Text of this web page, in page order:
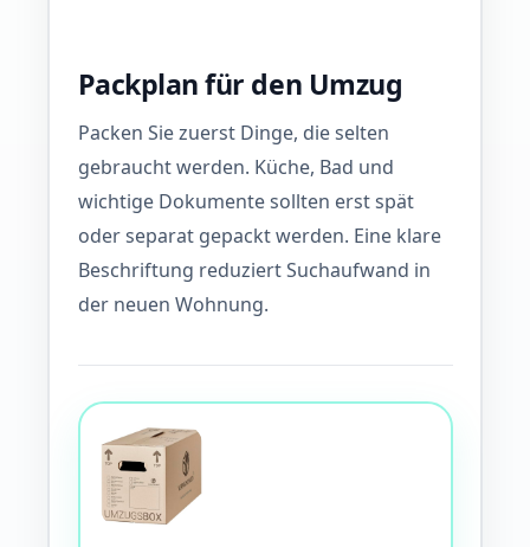
Packplan für den Umzug
Packen Sie zuerst Dinge, die selten
gebraucht werden. Küche, Bad und
wichtige Dokumente sollten erst spät
oder separat gepackt werden. Eine klare
Beschriftung reduziert Suchaufwand in
der neuen Wohnung.